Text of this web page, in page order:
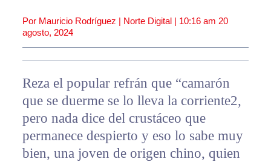
Por Mauricio Rodríguez | Norte Digital | 10:16 am 20
agosto, 2024
Reza el popular refrán que “camarón
que se duerme se lo lleva la corriente2,
pero nada dice del crustáceo que
permanece despierto y eso lo sabe muy
bien, una joven de origen chino, quien